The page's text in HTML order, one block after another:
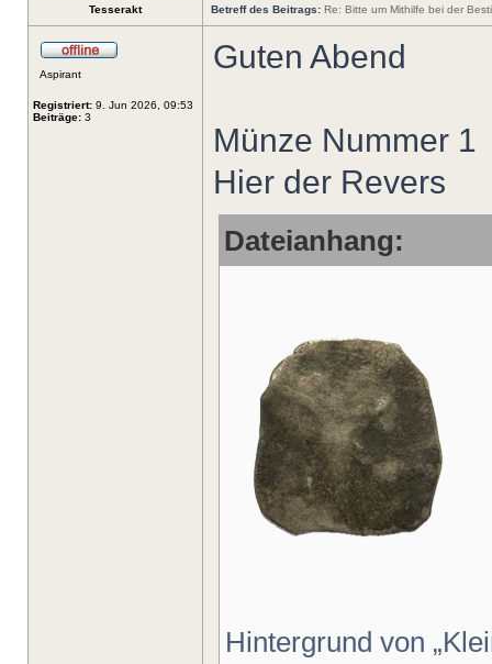
Tesserakt Betreff des Beitrags: Re: Bitte um Mithilfe bei der
Aspirant
Registriert: 9. Jun 2026, 09:53
Beiträge: 3
Guten Abend
Münze Nummer 1
Hier der Revers
Dateianhang:
Hintergrund von